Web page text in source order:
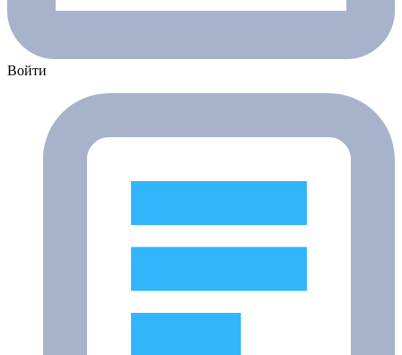
Войти